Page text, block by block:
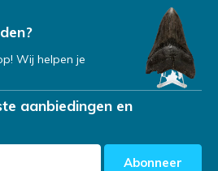
Wij helpen je
aanbiedingen en
Abonneer